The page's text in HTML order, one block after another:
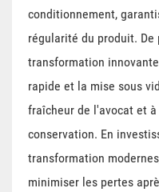
conditionnement,
régularité du produit. De
transformation
rapide et la mise sous
fraîcheur de l'avocat et
conservation. En
transformation
minimiser les pertes